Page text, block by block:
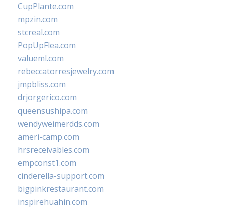
CupPlante.com
mpzin.com
stcreal.com
PopUpFlea.com
valueml.com
rebeccatorresjewelry.com
jmpbliss.com
drjorgerico.com
queensushipa.com
wendyweimerdds.com
ameri-camp.com
hrsreceivables.com
empconst1.com
cinderella-support.com
bigpinkrestaurant.com
inspirehuahin.com